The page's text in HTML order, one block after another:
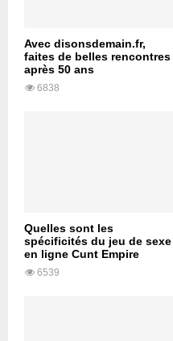
Avec disonsdemain.fr,
faites de belles rencontres
après 50 ans
6838
Quelles sont les
spécificités du jeu de sexe
en ligne Cunt Empire
6539